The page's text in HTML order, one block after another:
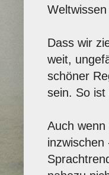
Dass wir
weit,
schöner
sein. So
Auch